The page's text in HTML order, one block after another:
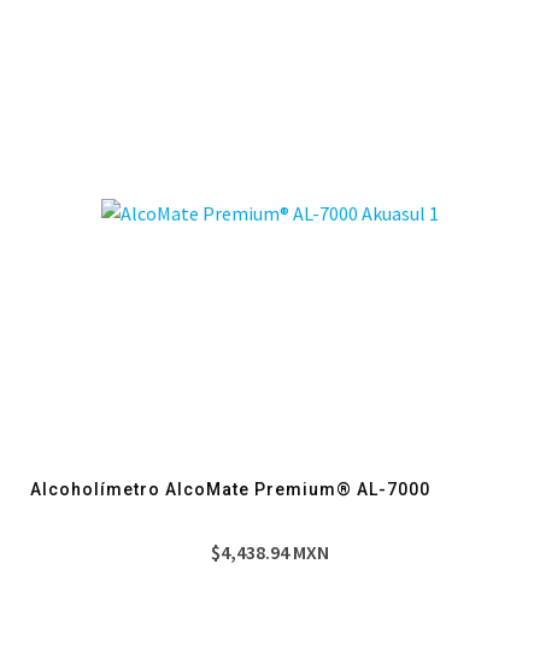
Alcoholímetro AlcoMate Premium® AL-7000
$4,438.94MXN